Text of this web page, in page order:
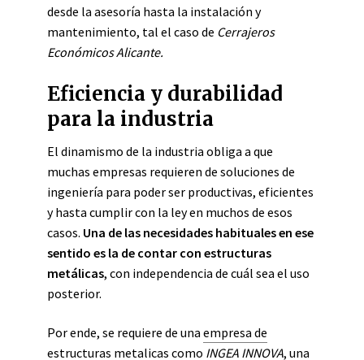
desde la asesoría hasta la instalación y
mantenimiento, tal el caso de Cerrajeros
Económicos Alicante.
Eficiencia y durabilidad
para la industria
El dinamismo de la industria obliga a que
muchas empresas requieren de soluciones de
ingeniería para poder ser productivas, eficientes
y hasta cumplir con la ley en muchos de esos
casos. Una de las necesidades habituales en ese
sentido es la de contar con estructuras
metálicas, con independencia de cuál sea el uso
posterior.
Por ende, se requiere de una empresa de
estructuras metalicas como INGEA INNOVA, una